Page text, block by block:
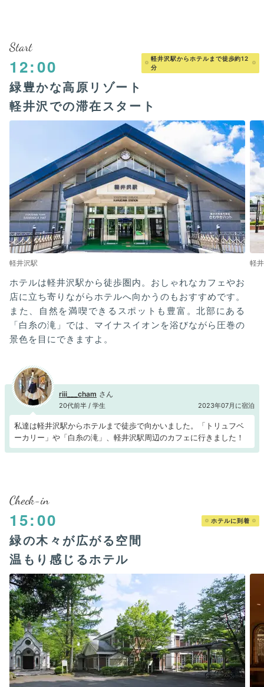
Start
12:00
軽井沢駅からホテルまで徒歩約12
分
緑豊かな高原リゾート
軽井沢での滞在スタート
軽井沢駅 軽
ホテルは軽井沢駅から徒歩圏内。おしゃれなカフェやお
店に立ち寄りながらホテルへ向かうのもおすすめです。
また、自然を満喫できるスポットも豊富。北部にある
「白糸の滝」では、マイナスイオンを浴びながら圧巻の
景色を目にできますよ。
riii___cham
20代前半 / 学生 2023年07月に宿泊
私達は軽井沢駅からホテルまで徒歩で向かいました。「トリュフベ
ーカリー」や「白糸の滝」、軽井沢駅周辺のカフェに行きました！
Check-in
15:00 ホテルに到着
緑の木々が広がる空間
温もり感じるホテル